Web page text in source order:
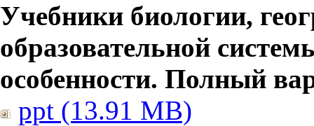
Учебники биологии,
образовательной
особенности. Полный
ppt (13.91 MB)